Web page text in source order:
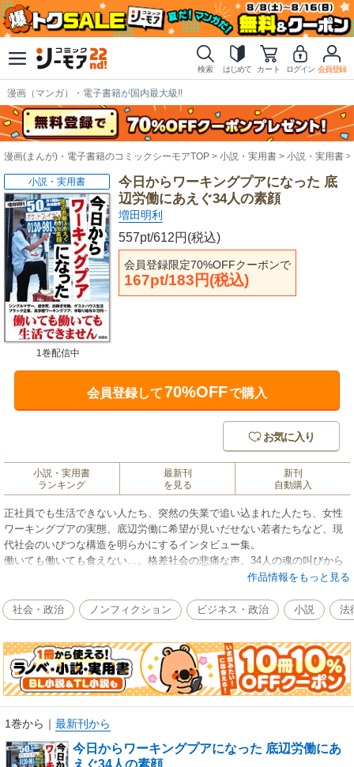
検索 はじめて カート ログイン 会員登録
漫画（マンガ）・電子書籍が国内最大級!!
漫画(まんが)・電子書籍のコミックシーモアTOP 小説・実用書 小説・実用書
今日からワーキングプアになった 底
辺労働にあえぐ34人の素顔
増田明利
557pt/612円(税込)
会員登録限定70%OFFクーポンで
167pt/183円(税込)
小説・実用書
1巻配信中
会員登録して70%OFFで購入
お気に入り
小説・実用書
ランキング
最新刊
を見る
新刊
自動購入
正社員でも生活できない人たち、突然の失業で追い込まれた人たち、女性
ワーキングプアの実態、底辺労働に希望が見いだせない若者たちなど、現
代社会のいびつな構造を明らかにするインタビュー集。
働いても働いても食えない…。格差社会の悲痛な声。34人の魂の叫びから
作品情報をもっと見る
社会・政治 ノンフィクション ビジネス・政治 小説 法
1巻から ｜ 最新刊から
今日からワーキングプアになった 底辺労働にあ